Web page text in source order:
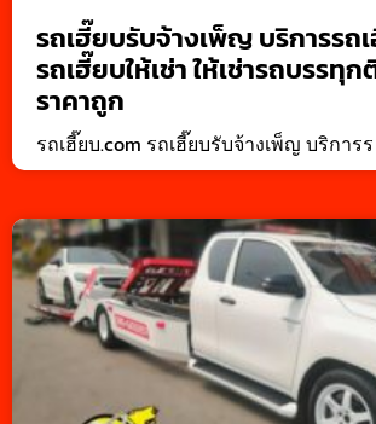
รถเฮี๊ยบรับจ้างเพ็ญ บริการรถ
รถเฮี๊ยบให้เช่า ให้เช่ารถบรรทุ
ราคาถูก
รถเฮี๊ยบ.com รถเฮี๊ยบรับจ้างเพ็ญ บริการร